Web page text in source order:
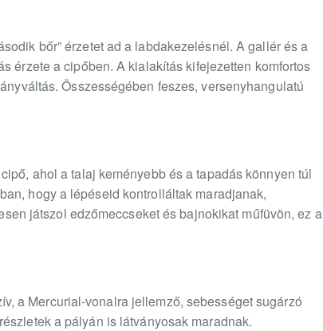
bőr” érzetet ad a labdakezelésnél. A gallér és a
érzete a cipőben. A kialakítás kifejezetten komfortos
Összességében feszes, versenyhangulatú
ahol a talaj keményebb és a tapadás könnyen túl
hogy a lépéseid kontrolláltak maradjanak,
játszol edzőmeccseket és bajnokikat műfüvön, ez a
a Mercurial-vonalra jellemző, sebességet sugárzó
a pályán is látványosak maradnak.